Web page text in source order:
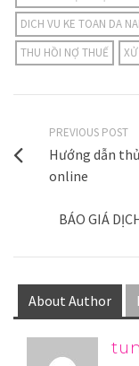
DICH VU KE TOAN DA
THU HỒI NỢ THUẾ
PREVIOUS POST
Hướng dẫn
online
BÁO GIÁ
About Author